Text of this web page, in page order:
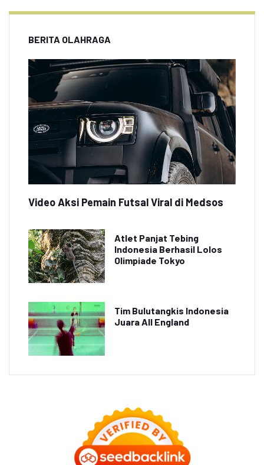
BERITA OLAHRAGA
Video Aksi Pemain Futsal Viral di Medsos
Atlet Panjat Tebing
Indonesia Berhasil Lolos
Olimpiade Tokyo
Tim Bulutangkis Indonesia
Juara All England